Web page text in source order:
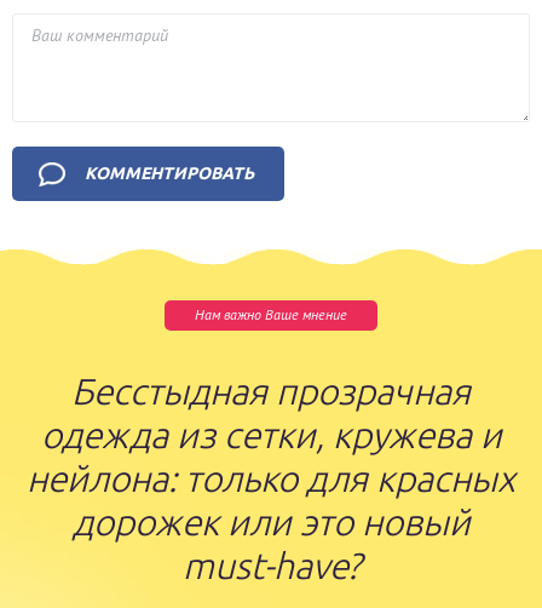
Нам важно Ваше мнение
Бесстыдная прозрачная
одежда из сетки, кружева и
нейлона: только для красных
дорожек или это новый
must-have?